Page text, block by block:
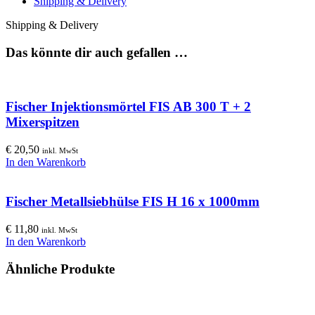
Shipping & Delivery
Das könnte dir auch gefallen …
Fischer Injektionsmörtel FIS AB 300 T + 2
Mixerspitzen
€ 20,50 inkl. MwSt
In den Warenkorb
Fischer Metallsiebhülse FIS H 16 x 1000mm
€ 11,80 inkl. MwSt
In den Warenkorb
Ähnliche Produkte